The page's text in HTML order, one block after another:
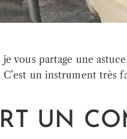
vous partage une
C’est un instrument
UN